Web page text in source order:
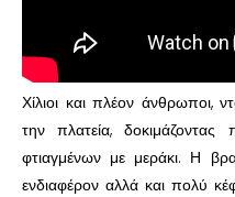
Χίλιοι και πλέον άνθρωποι,
την πλατεία, δοκιμάζοντας
φτιαγμένων με μεράκι. Η
ενδιαφέρον αλλά και πολύ